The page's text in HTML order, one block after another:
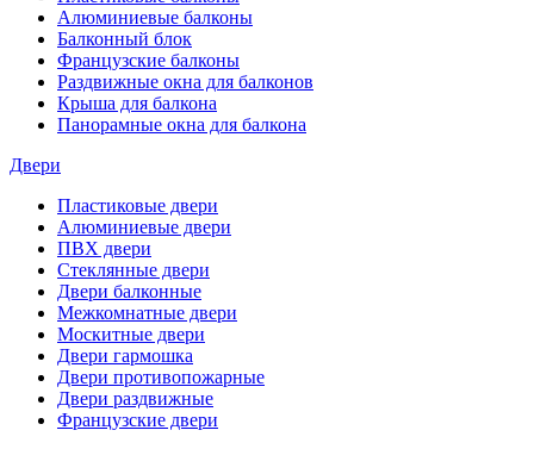
Алюминиевые балконы
Балконный блок
Французские балконы
Раздвижные окна для балконов
Крыша для балкона
Панорамные окна для балкона
Двери
Пластиковые двери
Алюминиевые двери
ПВХ двери
Стеклянные двери
Двери балконные
Межкомнатные двери
Москитные двери
Двери гармошка
Двери противопожарные
Двери раздвижные
Французские двери